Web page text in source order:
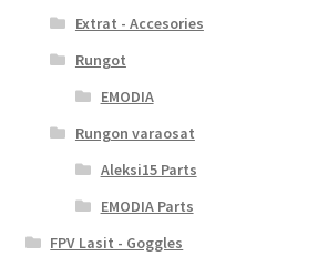
Extrat - Accesories
Rungot
EMODIA
Rungon varaosat
Aleksi15 Parts
EMODIA Parts
FPV Lasit - Goggles